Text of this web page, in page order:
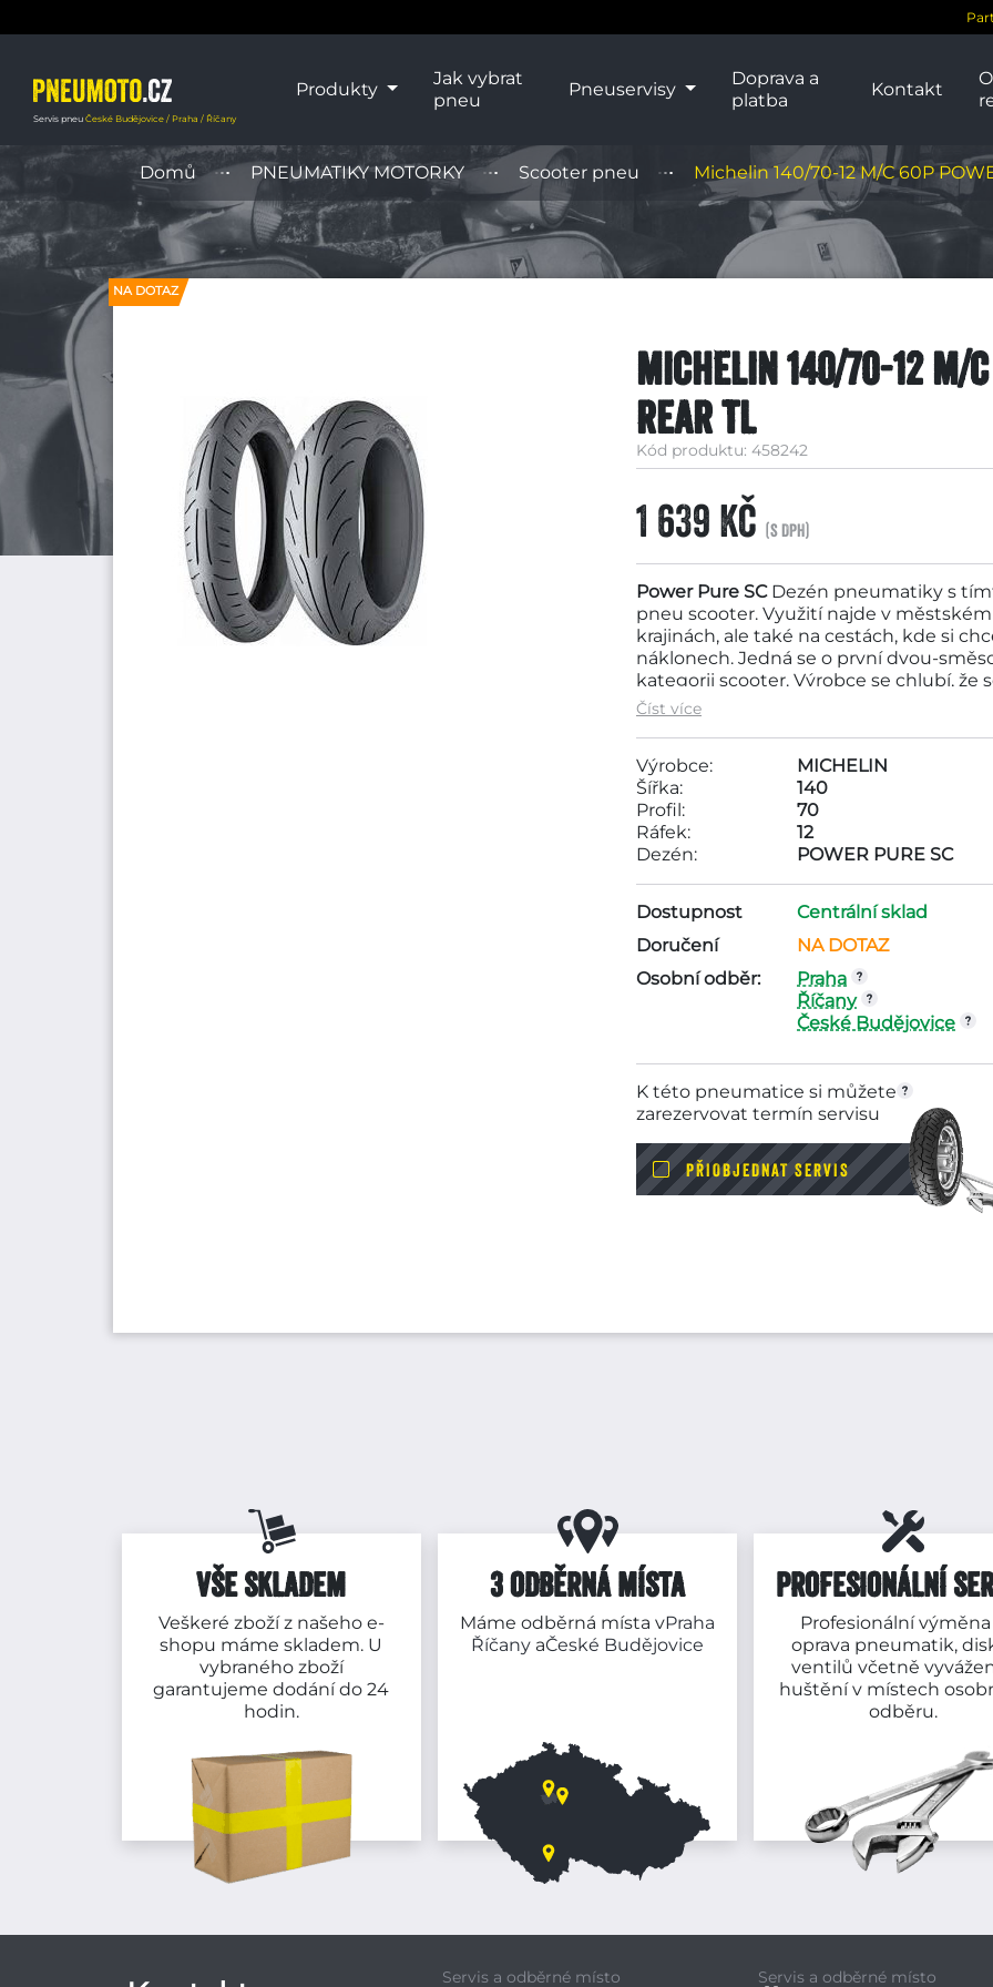
Servis pneu České Budějovice / Praha / Říčany
Produkty
Jak vybrat
pneu
Pneuservisy
Doprava a
platba
Kontakt
Domů PNEUMATIKY MOTORKY Scooter pneu Michelin 140/70-12 M/C 60P
NA DOTAZ
Michelin 140/70-12 M/C
REAR TL
Kód produktu: 458242
1 639 Kč (s DPH)
Power Pure SCDezén pneumatiky s
pneu scooter. Využití najde v
krajinách, ale také na cestách, kde si
náklonech. Jedná se o první dvou-
kategorii scooter. Výrobce se chlubí, že
skútrovou pneumatiku na světě.
pneumatiky. Měkčí směs po stranách
náklonu i při plném zatížení motocyklu.
pouze tvrdší střední část běhounu,
V momentě náklonu motocyklu i jen o
vozovkou měkčí směs na bocích
mokru. Samotný střed pneumatiky
dovede vynikajícím způsobem přenášet
vydrží. Drážky jsou navrženy pro
jízdě.Power Pure SCje navržen pro
maximum zábavy. Vyrábí se ve většině
SCsi můžete zakoupit na naších
Motopneu Michelin 140/70-12 M/C 60P
cenové kategorie pneumatik do
SC,
Číst více
Výrobce:
MICHELIN
Šířka:
140
Profil:
70
Ráfek:
12
Dezén:
POWER PURE SC
Dostupnost
Centrální sklad
Doručení
NA DOTAZ
Osobní odběr:
Praha
Říčany
České Budějovice
K této pneumatice si můžete
zarezervovat termín servisu
PŘIOBJEDNAT SERVIS
VŠE SKLADEM
Veškeré zboží z našeho e-
shopu máme skladem. U
vybraného zboží
garantujeme dodání do 24
hodin.
3 ODBĚRNÁ MÍSTA
Máme odběrná místa vPraha
ŘíčanyaČeské Budějovice
PROFESIONÁLNÍ
Profesionální výměna
oprava pneumatik,
ventilů včetně
huštění v místech
odběru.
Servis a odběrné místo Servis a odběrné místo